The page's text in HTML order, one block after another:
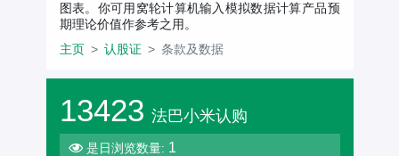
图表。你可用窝轮计算机输入模拟数据计算产品预
期理论价值作参考之用。
主页
认股证 条款及数据
13423 法巴小米认购
是日浏览数量: 1